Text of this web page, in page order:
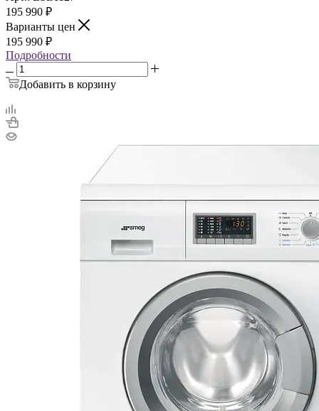
195 990 ₽
Варианты цен
195 990 ₽
Подробности
Добавить в корзину